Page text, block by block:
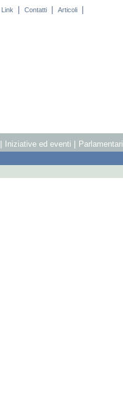
Link | Contatti | Articoli |
| Iniziative ed eventi |